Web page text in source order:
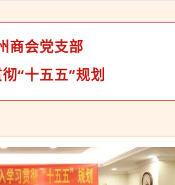
商会党支部
“十五五”规划